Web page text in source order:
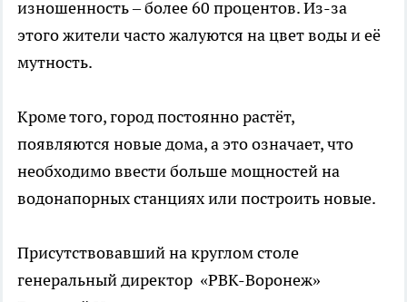
изношенность – более 60 процентов. Из-за
этого жители часто жалуются на цвет воды и её
мутность.
Кроме того, город постоянно растёт,
появляются новые дома, а это означает, что
необходимо ввести больше мощностей на
водонапорных станциях или построить новые.
Присутствовавший на круглом столе
генеральный директор «РВК-Воронеж»